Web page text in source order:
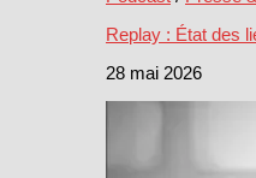
Replay : État des
28 mai 2026